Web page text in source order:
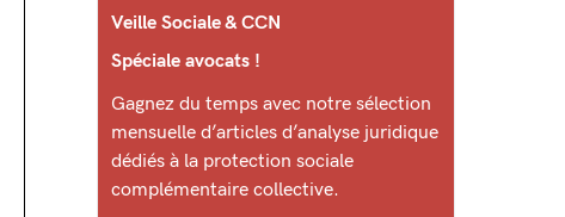
Veille Sociale & CCN
Spéciale avocats !
Gagnez du temps avec notre sélection
mensuelle d’articles d’analyse juridique
dédiés à la protection sociale
complémentaire collective.